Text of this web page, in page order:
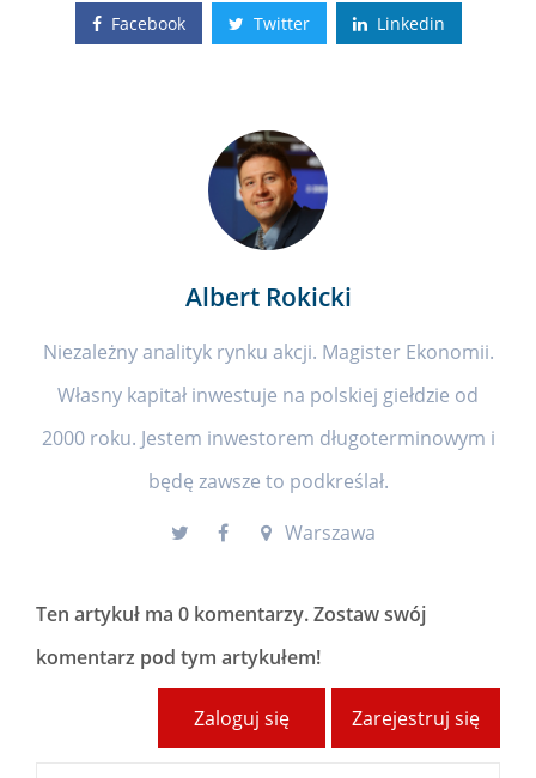
Facebook Twitter Linkedin
Albert Rokicki
Niezależny analityk rynku akcji. Magister Ekonomii.
Własny kapitał inwestuje na polskiej giełdzie od
2000 roku. Jestem inwestorem długoterminowym i
będę zawsze to podkreślał.
Warszawa
Ten artykuł ma 0 komentarzy. Zostaw swój
komentarz pod tym artykułem!
Zarejestruj się
Zaloguj się